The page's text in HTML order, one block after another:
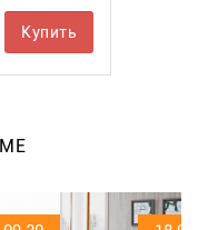
Купить